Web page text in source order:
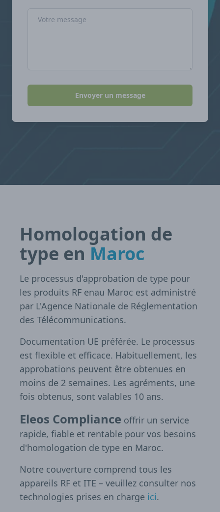
Envoyer un message
Homologation de
type en Maroc
Le processus d'approbation de type pour
les produits RF enau Maroc est administré
par L'Agence Nationale de Réglementation
des Télécommunications.
Documentation UE préférée. Le processus
est flexible et efficace. Habituellement, les
approbations peuvent être obtenues en
moins de 2 semaines. Les agréments, une
fois obtenus, sont valables 10 ans.
Eleos Compliance offrir un service
rapide, fiable et rentable pour vos besoins
d'homologation de type en Maroc.
Notre couverture comprend tous les
appareils RF et ITE – veuillez consulter nos
technologies prises en charge ici.